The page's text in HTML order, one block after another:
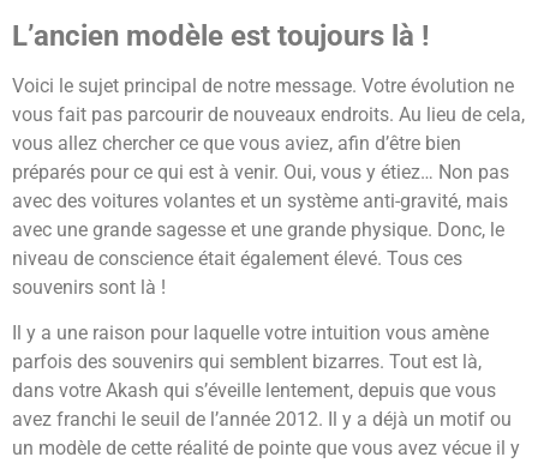
L’ancien modèle est toujours là !
Voici le sujet principal de notre message. Votre évolution ne
vous fait pas parcourir de nouveaux endroits. Au lieu de cela,
vous allez chercher ce que vous aviez, afin d’être bien
préparés pour ce qui est à venir. Oui, vous y étiez… Non pas
avec des voitures volantes et un système anti-gravité, mais
avec une grande sagesse et une grande physique. Donc, le
niveau de conscience était également élevé. Tous ces
souvenirs sont là !
Il y a une raison pour laquelle votre intuition vous amène
parfois des souvenirs qui semblent bizarres. Tout est là,
dans votre Akash qui s’éveille lentement, depuis que vous
avez franchi le seuil de l’année 2012. Il y a déjà un motif ou
un modèle de cette réalité de pointe que vous avez vécue il y